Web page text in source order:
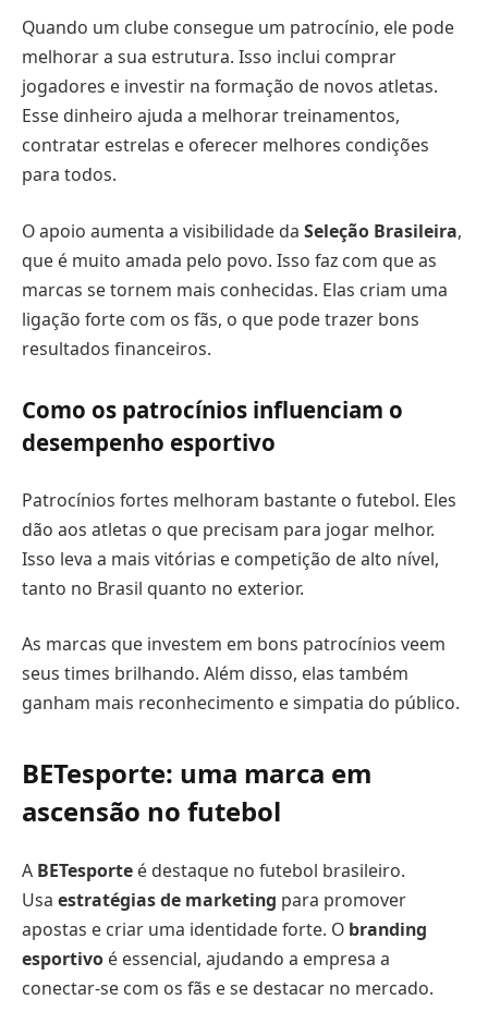
Quando um clube consegue um patrocínio, ele pode
melhorar a sua estrutura. Isso inclui comprar
jogadores e investir na formação de novos atletas.
Esse dinheiro ajuda a melhorar treinamentos,
contratar estrelas e oferecer melhores condições
para todos.
O apoio aumenta a visibilidade da Seleção Brasileira,
que é muito amada pelo povo. Isso faz com que as
marcas se tornem mais conhecidas. Elas criam uma
ligação forte com os fãs, o que pode trazer bons
resultados financeiros.
Como os patrocínios influenciam o
desempenho esportivo
Patrocínios fortes melhoram bastante o futebol. Eles
dão aos atletas o que precisam para jogar melhor.
Isso leva a mais vitórias e competição de alto nível,
tanto no Brasil quanto no exterior.
As marcas que investem em bons patrocínios veem
seus times brilhando. Além disso, elas também
ganham mais reconhecimento e simpatia do público.
BETesporte: uma marca em
ascensão no futebol
A BETesporte é destaque no futebol brasileiro.
Usa estratégias de marketing para promover
apostas e criar uma identidade forte. O branding
esportivo é essencial, ajudando a empresa a
conectar-se com os fãs e se destacar no mercado.